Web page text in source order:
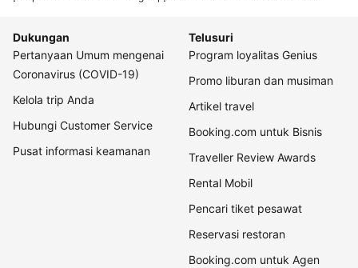
Dukungan
Pertanyaan Umum mengenai
Coronavirus (COVID-19)
Kelola trip Anda
Hubungi Customer Service
Pusat informasi keamanan
Telusuri
Program loyalitas Genius
Promo liburan dan musiman
Artikel travel
Booking.com untuk Bisnis
Traveller Review Awards
Rental Mobil
Pencari tiket pesawat
Reservasi restoran
Booking.com untuk Agen